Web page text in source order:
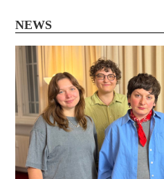
NEWS